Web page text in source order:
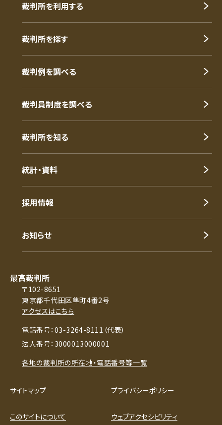
裁判所を利用する
裁判所を探す
裁判例を調べる
裁判員制度を調べる
裁判所を知る
統計・資料
採用情報
お知らせ
最高裁判所
〒102-8651
東京都千代田区隼町4番2号
アクセスはこちら
電話番号：03-3264-8111（代表）
法人番号：3000013000001
各地の裁判所の所在地・電話番号等一覧
サイトマップ プライバシーポリシー
このサイトについて ウェブアクセシビリティ